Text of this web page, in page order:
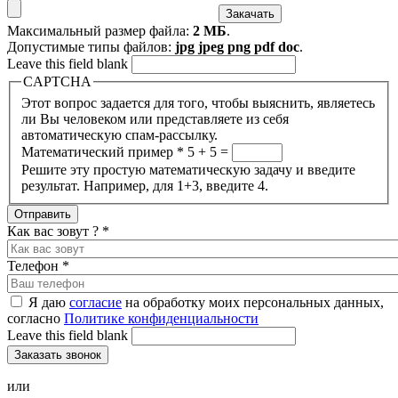
Максимальный размер файла: 2 МБ.
Допустимые типы файлов: jpg jpeg png pdf doc.
Leave this field blank
CAPTCHA
Этот вопрос задается для того, чтобы выяснить, являетесь
ли Вы человеком или представляете из себя
автоматическую спам-рассылку.
Математический пример * 5 + 5 =
Решите эту простую математическую задачу и введите
результат. Например, для 1+3, введите 4.
Как вас зовут ? *
Телефон *
Я даю согласие на обработку моих персональных данных,
согласно Политике конфиденциальности
Leave this field blank
или